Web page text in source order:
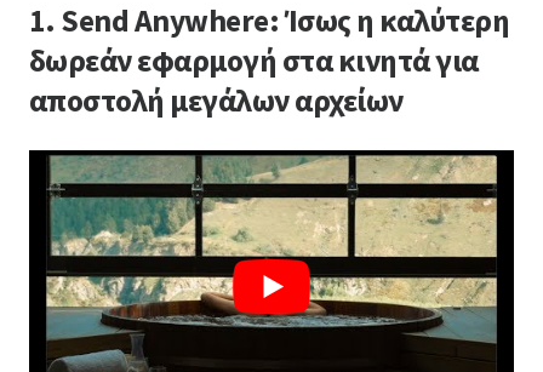
1. Send Anywhere: Ίσως η καλύτερη
δωρεάν εφαρμογή στα κινητά για
αποστολή μεγάλων αρχείων